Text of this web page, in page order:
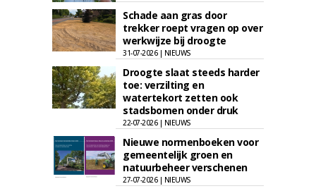
Schade aan gras door
trekker roept vragen op over
werkwijze bij droogte
31-07-2026 | NIEUWS
Droogte slaat steeds harder
toe: verzilting en
watertekort zetten ook
stadsbomen onder druk
22-07-2026 | NIEUWS
Nieuwe normenboeken voor
gemeentelijk groen en
natuurbeheer verschenen
27-07-2026 | NIEUWS